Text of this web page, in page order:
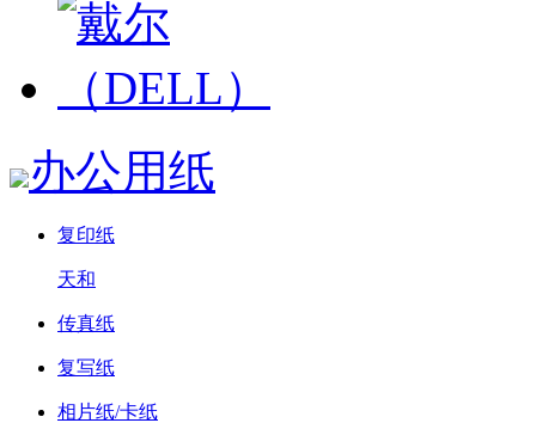
办公用纸
复印纸
天和
传真纸
复写纸
相片纸/卡纸